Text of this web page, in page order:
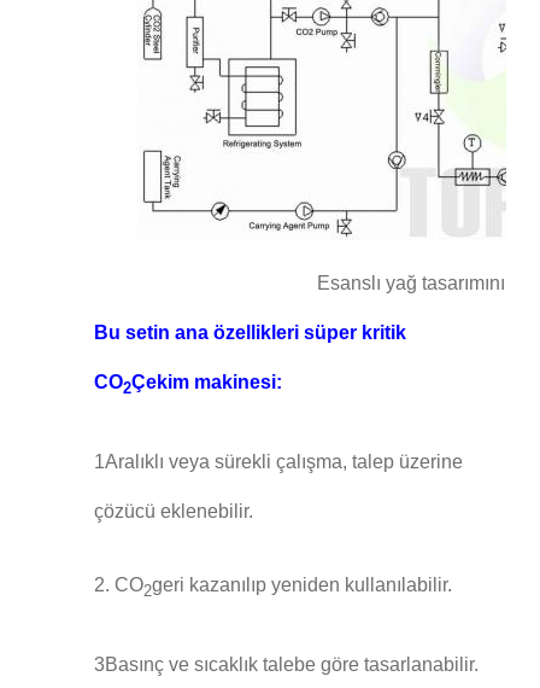
Esanslı yağ tasarımının
Bu setin ana özellikleri süper kritik
CO2Çekim makinesi:
1Aralıklı veya sürekli çalışma, talep üzerine
çözücü eklenebilir.
2. CO2geri kazanılıp yeniden kullanılabilir.
3Basınç ve sıcaklık talebe göre tasarlanabilir.